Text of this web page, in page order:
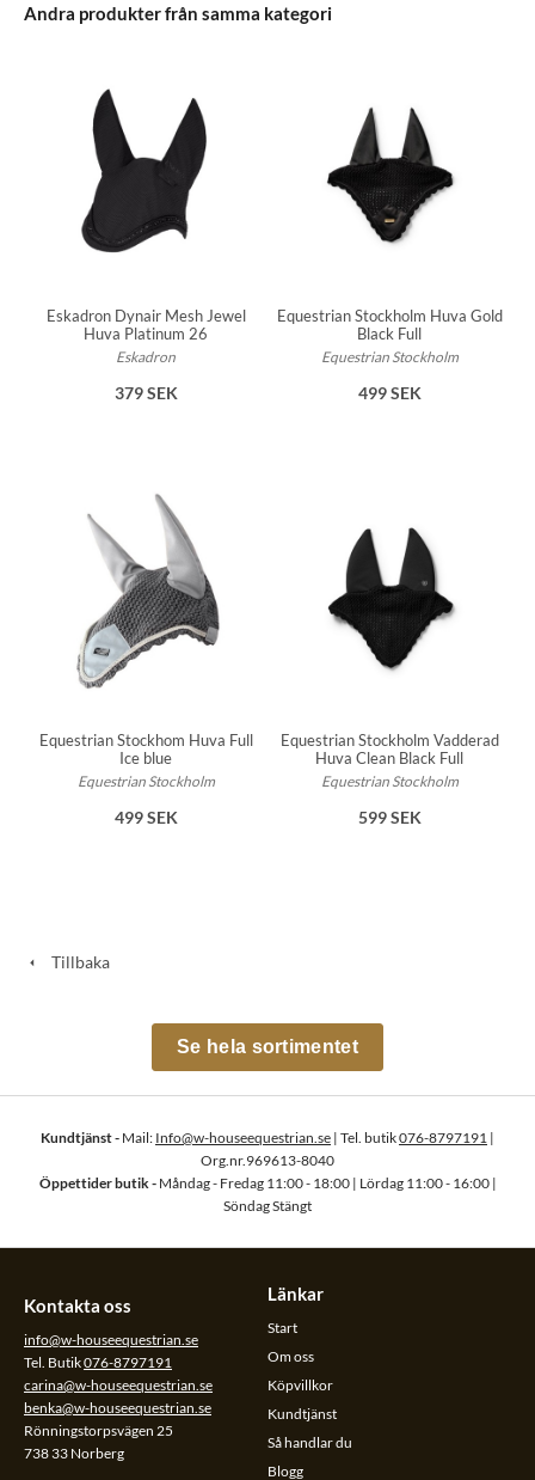
Andra produkter från samma kategori
Eskadron Dynair Mesh Jewel
Huva Platinum 26
Eskadron
379 SEK
Equestrian Stockholm Huva Gold
Black Full
Equestrian Stockholm
499 SEK
Equestrian Stockhom Huva Full
Ice blue
Equestrian Stockholm
499 SEK
Equestrian Stockholm Vadderad
Huva Clean Black Full
Equestrian Stockholm
599 SEK
Tillbaka
Se hela sortimentet
Kundtjänst - Mail: Info@w-houseequestrian.se | Tel. butik076-8797191 |
Org.nr.969613-8040
Öppettider butik - Måndag - Fredag 11:00 - 18:00 | Lördag 11:00 - 16:00 |
Söndag Stängt
Kontakta oss
info@w-houseequestrian.se
Tel. Butik076-8797191
carina@w-houseequestrian.se
benka@w-houseequestrian.se
Rönningstorpsvägen 25
738 33 Norberg
Länkar
Start
Om oss
Köpvillkor
Kundtjänst
Så handlar du
Blogg